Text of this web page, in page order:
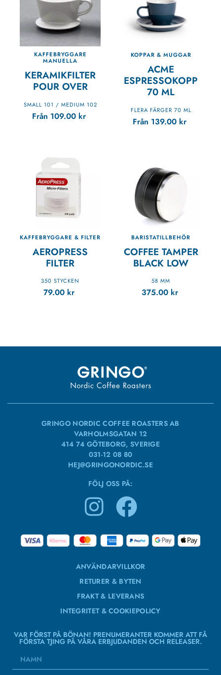
KAFFEBRYGGARE
MANUELLA
KERAMIKFILTER
POUR OVER
SMALL 101 / MEDIUM 102
Från 109.00 kr
KOPPAR & MUGGAR
ACME
ESPRESSOKOPP
70 ML
FLERA FÄRGER 70 ML
Från 139.00 kr
KAFFEBRYGGARE & FILTER
AEROPRESS
FILTER
350 STYCKEN
79.00 kr
BARISTATILLBEHÖR
COFFEE TAMPER
BLACK LOW
58 MM
375.00 kr
GRINGO NORDIC COFFEE ROASTERS AB
VARHOLMSGATAN 12
414 74 GÖTEBORG, SVERIGE
031-12 08 80
HEJ@GRINGONORDIC.SE
FÖLJ OSS PÅ:
ANVÄNDARVILLKOR
RETURER & BYTEN
FRAKT & LEVERANS
INTEGRITET & COOKIEPOLICY
VAR FÖRST PÅ BÖNAN! PRENUMERANTER KOMMER ATT FÅ
FÖRSTA TJING PÅ VÅRA ERBJUDANDEN OCH RELEASER.